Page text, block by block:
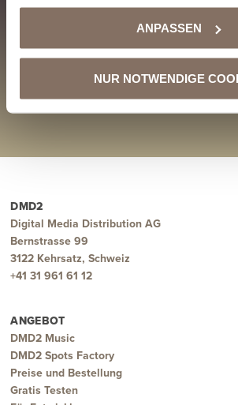
ANPASSEN
NUR NOTWENDIGE
DMD2 empfiehlt: BOY LOCO „Slow Dancing“
ZURÜCK ZU ALLEN
DMD2
Digital Media Distribution AG
Bernstrasse 99
3122 Kehrsatz, Schweiz
+41 31 961 61 12
ANGEBOT
DMD2 Music
DMD2 Spots Factory
Preise und Bestellung
Gratis Testen